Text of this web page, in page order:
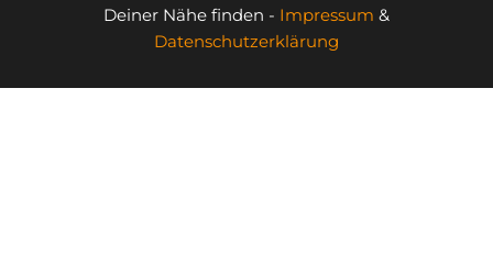
Deiner Nähe finden - Impressum &
Datenschutzerklärung